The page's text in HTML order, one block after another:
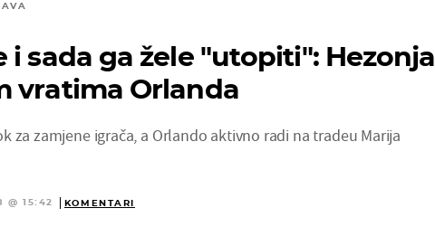
i sada ga žele "utopiti": Hezonja
vratima Orlanda
za zamjene igrača, a Orlando aktivno radi na tradeu Marija
@ 15:42 KOMENTARI